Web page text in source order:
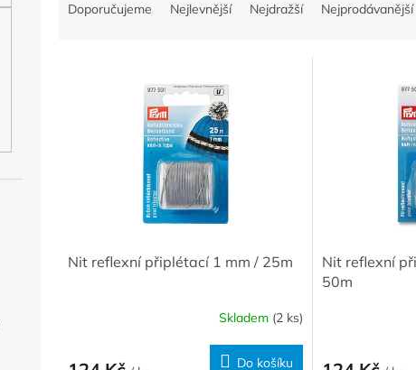
Doporučujeme Nejlevnější Nejdražší Nejprodávanější
Nit reflexní připlétací 1 mm / 25m
Skladem (2 ks)
Do košíku
Nit reflexní
50m